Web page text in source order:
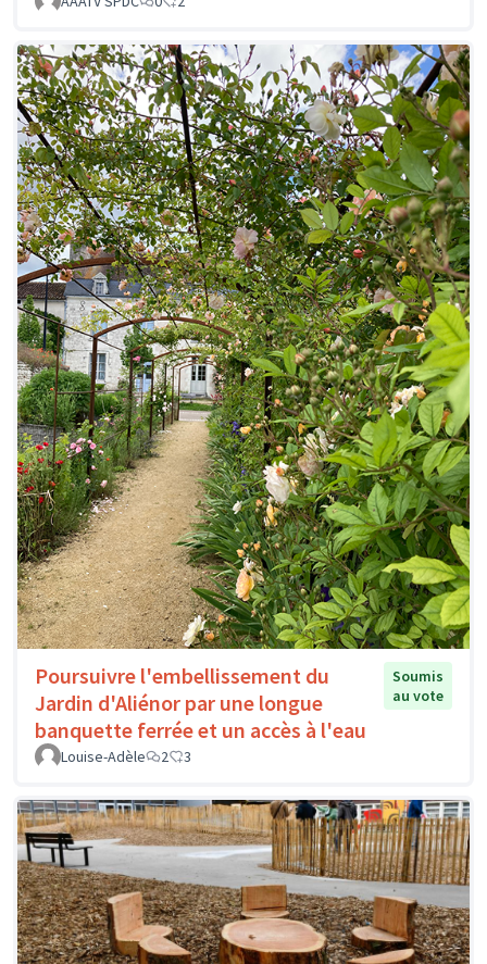
Poursuivre l'embellissement du
Jardin d'Aliénor par une longue
banquette ferrée et un accès à l'eau
Soumis
au vote
Louise-Adèle 2 3